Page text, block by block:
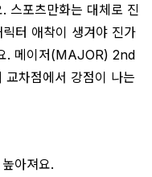
스포츠만화는 대체로 진
터 애착이 생겨야 진가
. 메이저(MAJOR) 2nd
차점에서 강점이 나는
아져요.